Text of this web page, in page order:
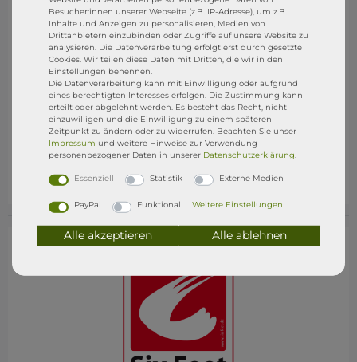
kommt mit einer1jährigen Garantie , ab Kaufdatum,
auf selbst verursachte Schäden z.B. ihr macht Euch
ein Loch ins Board, ihr reist ein D-Ring aus, ihr
brecht den Finnenkasten usw.. Ist der Schaden
reparabel, dann reparieren wir euch das Board
kostenlos in unserer Reparatur WerkstattDr. SUP
Ihr müsst das Board nur anliefern und wir
übernehmen alles weitere. Eure Rechte aus dem
gesetzliche Gewährleistungsrecht bleibt natürlich
bestehen. STRESSFREI SUPen mit derDR. SUP
GARANTIE
Besucher:innen unserer Webseite (z.B. IP-Adresse), um z.B.
Inhalte und Anzeigen zu personalisieren, Medien von
Drittanbietern einzubinden oder Zugriffe auf unsere Website zu
analysieren. Die Datenverarbeitung erfolgt erst durch gesetzte
Cookies. Wir teilen diese Daten mit Dritten, die wir in den
Einstellungen benennen.
Die Datenverarbeitung kann mit Einwilligung oder aufgrund
eines berechtigten Interesses erfolgen. Die Zustimmung kann
erteilt oder abgelehnt werden. Es besteht das Recht, nicht
einzuwilligen und die Einwilligung zu einem späteren
Zeitpunkt zu ändern oder zu widerrufen. Beachten Sie unser
Impressum und weitere Hinweise zur Verwendung
personenbezogener Daten in unserer Daten­schutz­erklärung
Essenziell Statistik Externe Medien
PayPal Funktional Weitere Einstellungen
Alle akzeptieren Alle ablehnen